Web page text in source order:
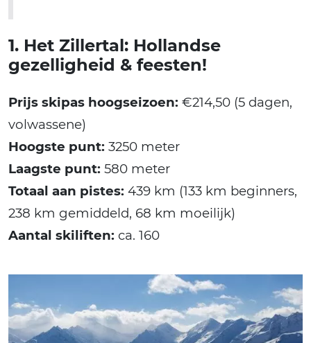
1. Het Zillertal: Hollandse
gezelligheid & feesten!
Prijs skipas hoogseizoen: €214,50 (5 dagen,
volwassene)
Hoogste punt: 3250 meter
Laagste punt: 580 meter
Totaal aan pistes: 439 km (133 km beginners,
238 km gemiddeld, 68 km moeilijk)
Aantal skiliften: ca. 160